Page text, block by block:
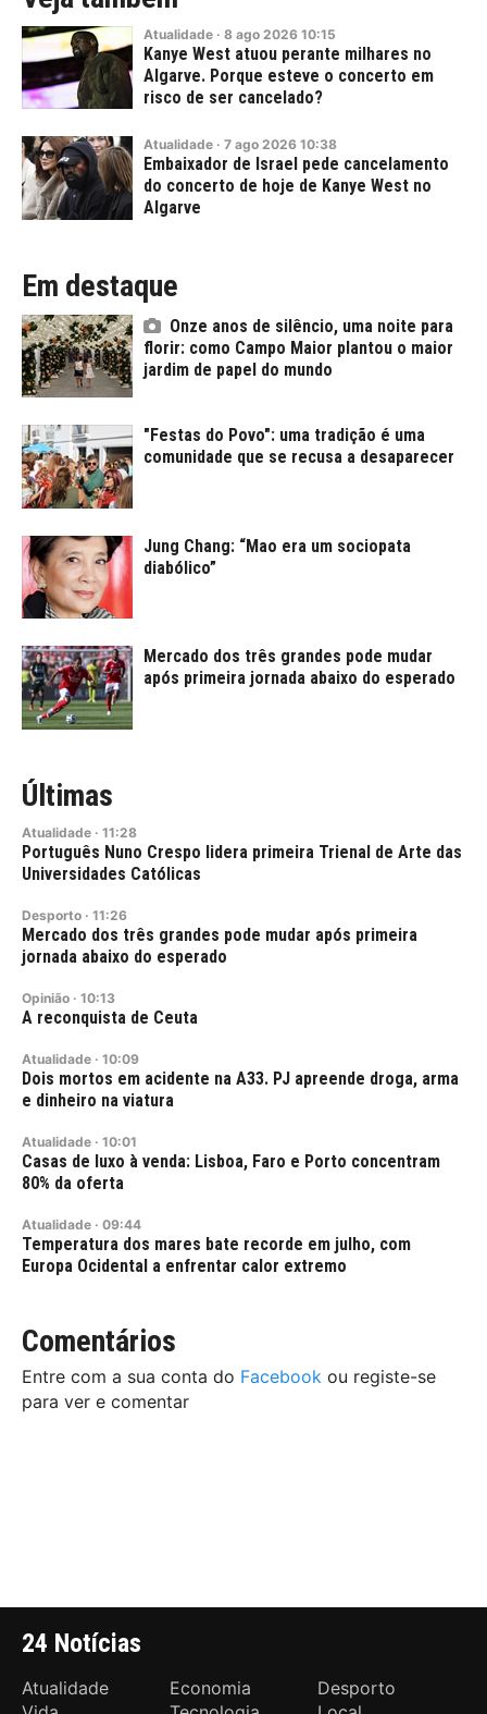
Atualidade · 8 ago 2026 10:15
Kanye West atuou perante milhares no
Algarve. Porque esteve o concerto em
risco de ser cancelado?
Atualidade · 7 ago 2026 10:38
Embaixador de Israel pede cancelamento
do concerto de hoje de Kanye West no
Algarve
Em destaque
Onze anos de silêncio, uma noite para
florir: como Campo Maior plantou o maior
jardim de papel do mundo
"Festas do Povo": uma tradição é uma
comunidade que se recusa a desaparecer
Jung Chang: “Mao era um sociopata
diabólico”
Mercado dos três grandes pode mudar
após primeira jornada abaixo do esperado
Últimas
Atualidade · 11:28
Português Nuno Crespo lidera primeira Trienal de Arte das
Universidades Católicas
Desporto · 11:26
Mercado dos três grandes pode mudar após primeira
jornada abaixo do esperado
Opinião · 10:13
A reconquista de Ceuta
Atualidade · 10:09
Dois mortos em acidente na A33. PJ apreende droga, arma
e dinheiro na viatura
Atualidade · 10:01
Casas de luxo à venda: Lisboa, Faro e Porto concentram
80% da oferta
Atualidade · 09:44
Temperatura dos mares bate recorde em julho, com
Europa Ocidental a enfrentar calor extremo
Comentários
Entre com a sua conta do Facebook ou registe-se
para ver e comentar
24 Notícias
Atualidade Economia
Desporto